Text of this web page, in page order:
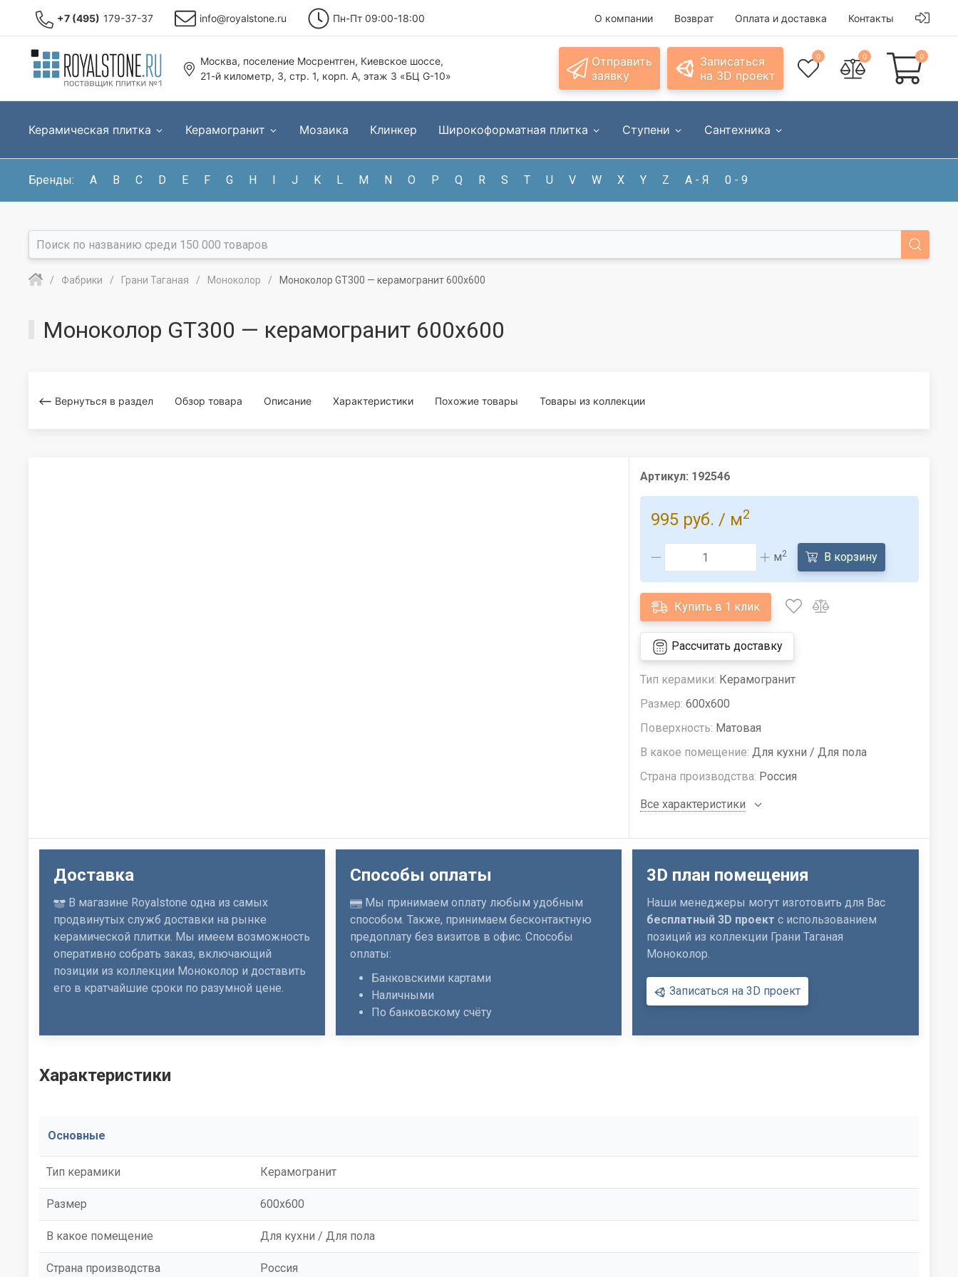
+7 (495) 179-37-37 info@royalstone.ru Пн-Пт 09:00-18:00 О компании Возврат Оплата и доставка Контакты
Москва, поселение Мосрентген, Киевское шоссе,
21-й километр, 3, стр. 1, корп. А, этаж 3 «БЦ G-10»
Отправить
заявку
Записаться
на 3D проект
0 0 0
Керамическая плитка Керамогранит Мозаика Клинкер Широкоформатная плитка Ступени Сантехника
Бренды: A B C D E F G H I J K L M N O P Q R S T U V W X Y Z А - Я 0 - 9
Фабрики Грани Таганая Моноколор Моноколор GT300 — керамогранит 600x600
Моноколор GT300 — керамогранит 600x600
Вернуться в раздел Обзор товара Описание Характеристики Похожие товары Товары из коллекции
Артикул: 192546
995 руб. / м2
м2 В корзину
Купить в 1 клик
Рассчитать доставку
Тип керамики: Керамогранит
Размер: 600x600
Поверхность: Матовая
В какое помещение: Для кухни / Для пола
Страна производства: Россия
Все характеристики
Доставка
В магазине Royalstone одна из самых
продвинутых служб доставки на рынке
керамической плитки. Мы имеем возможность
оперативно собрать заказ, включающий
позиции из коллекции Моноколор и доставить
его в кратчайшие сроки по разумной цене.
Способы оплаты
Мы принимаем оплату любым удобным
способом. Также, принимаем бесконтактную
предоплату без визитов в офис. Способы
оплаты:
Банковскими картами
Наличными
По банковскому счёту
3D план помещения
Наши менеджеры могут изготовить для Вас
бесплатный 3D проект с использованием
позиций из коллекции Грани Таганая
Моноколор.
Записаться на 3D проект
Характеристики
Основные
Тип керамики Керамогранит
Размер 600x600
В какое помещение Для кухни / Для пола
Страна производства Россия